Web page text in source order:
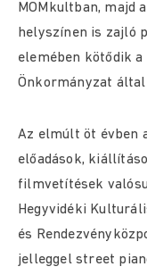
MOMkultban, majd
helyszínen is zajló
elemében kötődik a
Önkormányzat
Az elmúlt öt évben
előadások,
filmvetítések
Hegyvidéki
és
jelleggel street